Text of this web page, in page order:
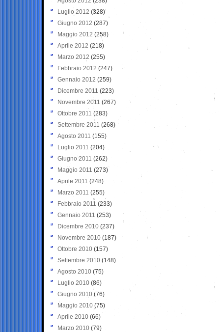
Luglio 2012 (328)
Giugno 2012 (287)
Maggio 2012 (258)
Aprile 2012 (218)
Marzo 2012 (255)
Febbraio 2012 (247)
Gennaio 2012 (259)
Dicembre 2011 (223)
Novembre 2011 (267)
Ottobre 2011 (283)
Settembre 2011 (268)
Agosto 2011 (155)
Luglio 2011 (204)
Giugno 2011 (262)
Maggio 2011 (273)
Aprile 2011 (248)
Marzo 2011 (255)
Febbraio 2011 (233)
Gennaio 2011 (253)
Dicembre 2010 (237)
Novembre 2010 (187)
Ottobre 2010 (157)
Settembre 2010 (148)
Agosto 2010 (75)
Luglio 2010 (86)
Giugno 2010 (76)
Maggio 2010 (75)
Aprile 2010 (66)
Marzo 2010 (79)